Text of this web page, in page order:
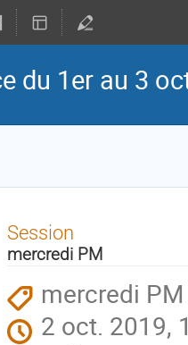
du 1er au 3
Session
mercredi PM
mercredi PM
2 oct. 2019,